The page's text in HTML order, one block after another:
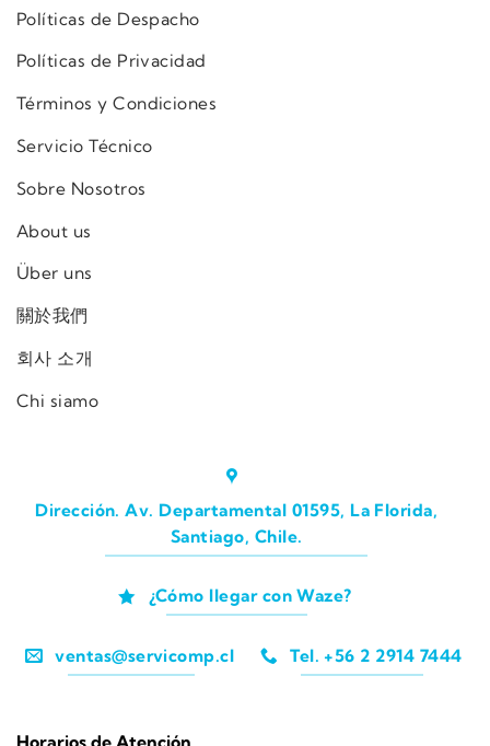
Políticas de Despacho
Políticas de Privacidad
Términos y Condiciones
Servicio Técnico
Sobre Nosotros
About us
Über uns
關於我們
회사 소개
Chi siamo
Dirección. Av. Departamental 01595, La Florida,
Santiago, Chile.
¿Cómo llegar con Waze?
ventas@servicomp.cl Tel. +56 2 2914 7444